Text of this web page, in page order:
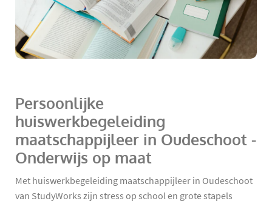
Persoonlijke
huiswerkbegeleiding
maatschappijleer in Oudeschoot -
Onderwijs op maat
Met huiswerkbegeleiding maatschappijleer in Oudeschoot
van StudyWorks zijn stress op school en grote stapels